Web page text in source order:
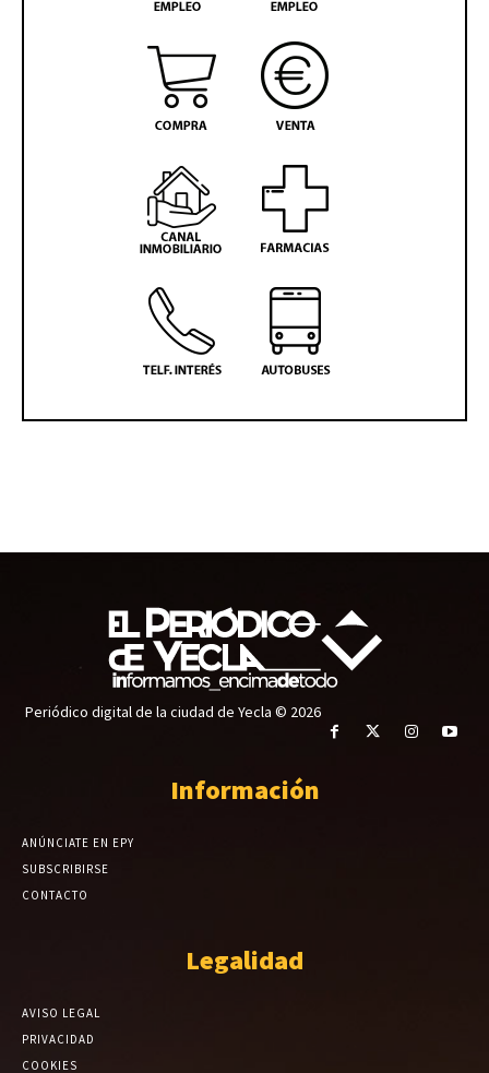
Periódico digital de la ciudad de Yecla © 2026
Información
ANÚNCIATE EN EPY
SUBSCRIBIRSE
CONTACTO
Legalidad
AVISO LEGAL
PRIVACIDAD
COOKIES